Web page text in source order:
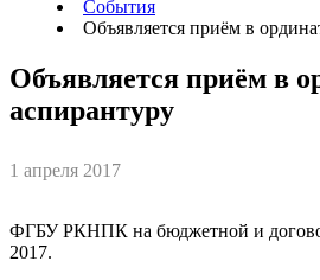
События
Объявляется приём в
Объявляется приём в
аспирантуру
1 апреля 2017
ФГБУ РКНПК на бюджетной и
2017.